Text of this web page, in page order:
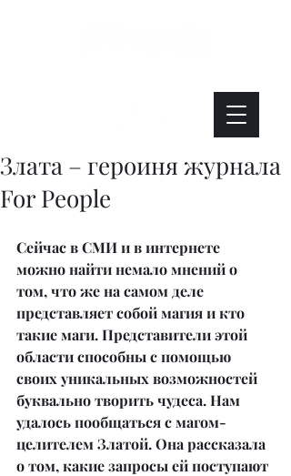
Злата – героиня журнала
For People
Сейчас в СМИ и в интернете
можно найти немало мнений о
том, что же на самом деле
представляет собой магия и кто
такие маги. Представители этой
области способны с помощью
своих уникальных возможностей
буквально творить чудеса. Нам
удалось пообщаться с магом-
целителем Златой. Она рассказала
о том, какие запросы ей поступают